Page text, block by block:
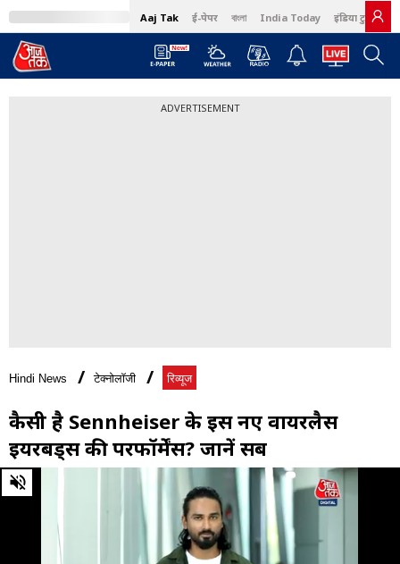
Aaj Tak ई-पेपर বাংলা India Today इंडिया टुडे हिंदी
ADVERTISEMENT
Hindi News टेक्नोलॉजी रिव्यूज
कैसी है Sennheiser के इस नए वायरलैस
ईयरबड्स की परफॉर्मेंस? जानें सब
0
of